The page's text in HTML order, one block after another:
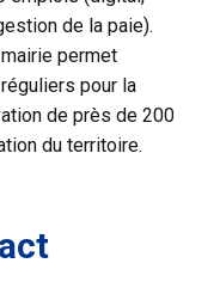
de la paie).
permet
pour la
de près de 200
du territoire.